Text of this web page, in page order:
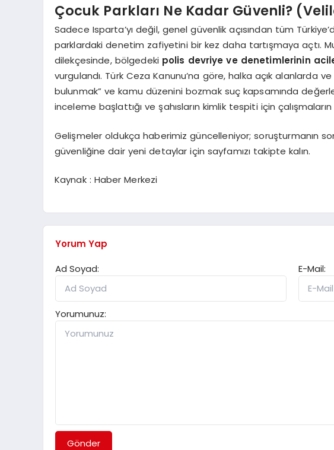
Çocuk Parkları Ne Kadar Güvenli?
Sadece Isparta’yı değil, genel güvenlik açısından tüm
parklardaki denetim zafiyetini bir kez daha tartışmaya açtı.
dilekçesinde, bölgedeki polis devriye ve denetimlerinin
vurgulandı. Türk Ceza Kanunu’na göre, halka açık alanlarda
bulunmak” ve kamu düzenini bozmak suç kapsamında
inceleme başlattığı ve şahısların kimlik tespiti için
Gelişmeler oldukça haberimiz güncelleniyor; soruşturmanın
güvenliğine dair yeni detaylar için sayfamızı takipte kalın.
Kaynak : Haber Merkezi
Yorum Yap
Ad Soyad:
E-Mail:
Yorumunuz:
Gönder